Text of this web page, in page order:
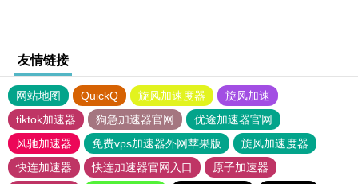
友情链接
网站地图 QuickQ 旋风加速度器
旋风加速
tiktok加速器
狗急加速器官网
优途加速器官网
风驰加速器
免费vps加速器外网苹果版
旋风加速度器
快连加速器
快连加速器官网入口
原子加速器